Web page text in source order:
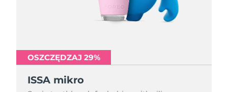
OSZCZĘDZAJ 29%
ISSA mikro
OSZCZĘDZAJ 29%
ISSA mikro
OSZCZĘDZAJ 29%
ISSA mikro